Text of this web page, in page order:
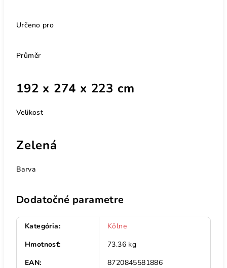
Určeno pro
Průměr
192 x 274 x 223 cm
Velikost
Zelená
Barva
Dodatočné parametre
Kategória:
Kôlne
Hmotnosť:
73.36 kg
EAN:
8720845581886